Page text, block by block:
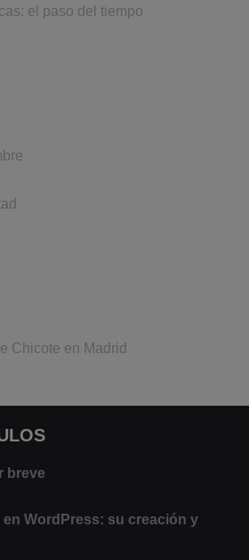
el paso del tiempo
Chicote en Madrid
breve
WordPress: su creación y